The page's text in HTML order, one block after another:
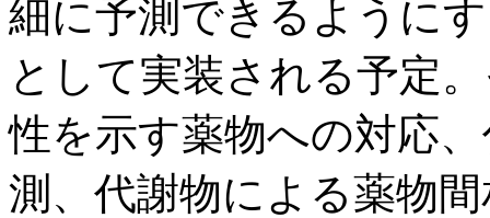
細に予測できるように
として実装される予定
性を示す薬物への対応
測、代謝物による薬物